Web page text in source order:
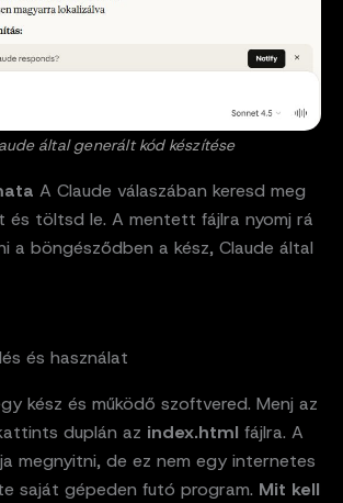
által generált kód készítése
A Claude válaszában keresd meg
és töltsd le. A mentett fájlra nyomj rá
a böngésződben a kész, Claude által
és használat
kész és működő szoftvered. Menj az
duplán az index.html fájlra. A
megnyitni, de ez nem egy internetes
saját gépeden futó program. Mit kell